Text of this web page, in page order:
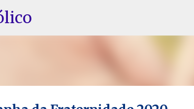
Pular para o conteúdo principal